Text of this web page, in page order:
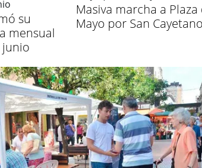
su
mensual
junio
Masiva marcha a Plaza
Mayo por San Cayetano